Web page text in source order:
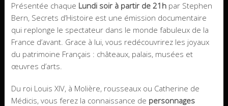
Présentée chaque Lundi soir à partir de 21hpar Stephen
Bern, Secrets d’Histoire est une émission documentaire
qui replonge le spectateur dans le monde fabuleux de la
France d’avant. Grace à lui, vous redécouvrirez les joyaux
du patrimoine Français : châteaux, palais, musées et
œuvres d’arts.
Du roi Louis XIV, à Molière, rousseaux ou Catherine de
Médicis, vous ferez la connaissance de personnages